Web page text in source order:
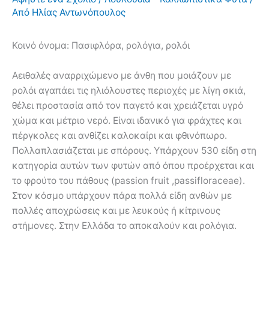
Από Ηλίας Αντωνόπουλος
Κοινό όνομα: Πασιφλόρα, ρολόγια, ρολόι
Αειθαλές αναρριχώμενο με άνθη που μοιάζουν με
ρολόι αγαπάει τις ηλιόλουστες περιοχές με λίγη σκιά,
θέλει προστασία από τον παγετό και χρειάζεται υγρό
χώμα και μέτριο νερό. Είναι ιδανικό για φράχτες και
πέργκολες και ανθίζει καλοκαίρι και φθινόπωρο.
Πολλαπλασιάζεται με σπόρους. Υπάρχουν 530 είδη στη
κατηγορία αυτών των φυτών από όπου προέρχεται και
το φρούτο του πάθους (passion fruit ,passifloraceae).
Στον κόσμο υπάρχουν πάρα πολλά είδη ανθών με
πολλές αποχρώσεις και με λευκούς ή κίτρινους
στήμονες. Στην Ελλάδα το αποκαλούν και ρολόγια.